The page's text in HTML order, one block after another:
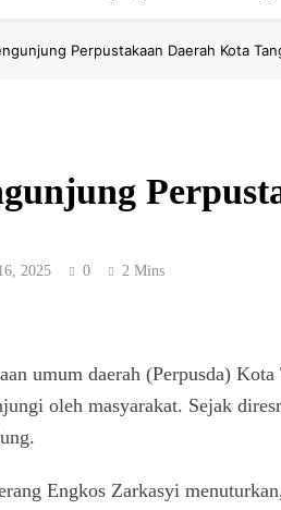
Perpustakaan Daerah Kota
2025 0 2 Mins
umum daerah (Perpusda)
oleh masyarakat. Sejak
Engkos Zarkasyi